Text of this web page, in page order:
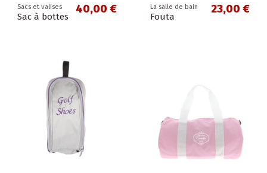
Sacs et valises
Sac à bottes
40,00 € La salle de bain
Fouta
23,00 €